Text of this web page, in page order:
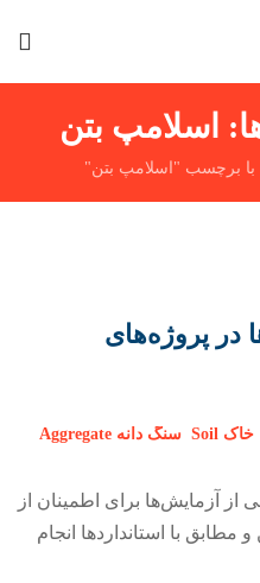
اسلامپ بتن
با برچسب "اسلامپ بتن"
در پروژه‌های
خاک Soil
سنگ دانه Aggregate
از آزمایش‌ها برای اطمینان از
با استانداردها انجام